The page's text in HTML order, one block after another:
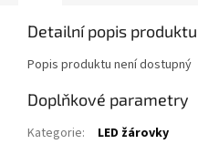
Detailní popis produktu
Popis produktu není dostupný
Doplňkové parametry
Kategorie:
LED žárovky